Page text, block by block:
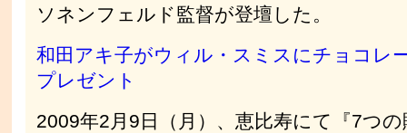
ソネンフェルド監督が登壇した。
和田アキ子がウィル・スミスにチョコレ
プレゼント
2009年2月9日（月）、恵比寿にて『7つの